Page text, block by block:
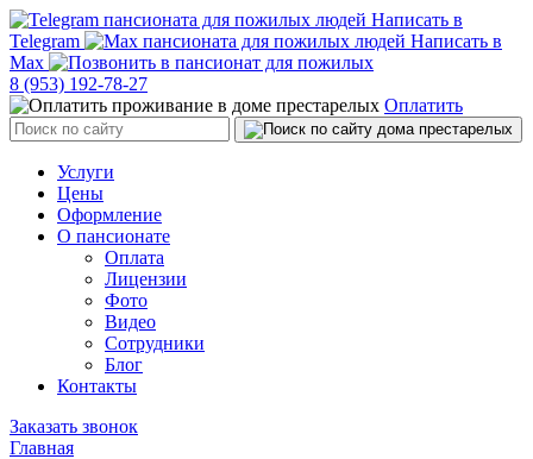
Написать в
Telegram
Написать в
Max
8 (953) 192-78-27
Оплатить
Услуги
Цены
Оформление
О пансионате
Оплата
Лицензии
Фото
Видео
Сотрудники
Блог
Контакты
Заказать звонок
Главная